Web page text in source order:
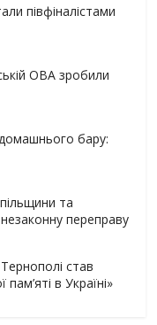
півфіналістами
ОВА зробили
бару:
та
переправу
став
в Україні»